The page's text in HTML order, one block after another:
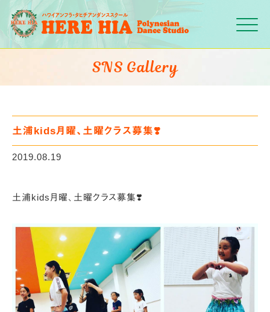
Click
SNS Gallery
土浦kids月曜、土曜クラス募集❣️
2019.08.19
土浦kids月曜、土曜クラス募集❣️